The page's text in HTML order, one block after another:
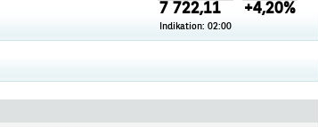
+4,20%
7 722,11
Indikation: 02:00